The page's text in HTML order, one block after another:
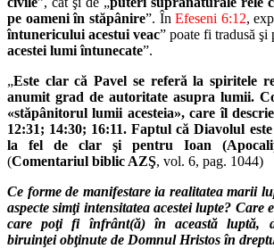
pe oameni în stăpânire”. În Efeseni 6:12,
întunericului acestui veac” poate fi tradusă şi
acestei lumi întunecate”.
„Este clar că Pavel se referă la spiritele
anumit grad de autoritate asupra lumii.
«stăpânitorul lumii acesteia», care îl
12:31; 14:30; 16:11. Faptul că Diavolul
la fel de clar şi pentru Ioan
(Comentariul biblic AZŞ, vol. 6, pag. 1044)
Ce forme de manifestare ia realitatea marii
aspecte simţi intensitatea acestei lupte? Care
care poţi fiînfrânt(ă) în această luptă,
biruinţei obţinute de DomnulHristos în